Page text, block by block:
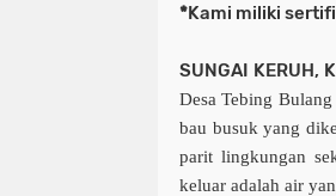
*Kami miliki
SUNGAI KERUH,
Desa Tebing
bau busuk yang
parit lingkungan
keluar adalah air